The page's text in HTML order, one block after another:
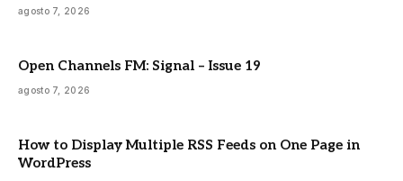
agosto 7, 2026
Open Channels FM: Signal – Issue 19
agosto 7, 2026
How to Display Multiple RSS Feeds on One Page in
WordPress